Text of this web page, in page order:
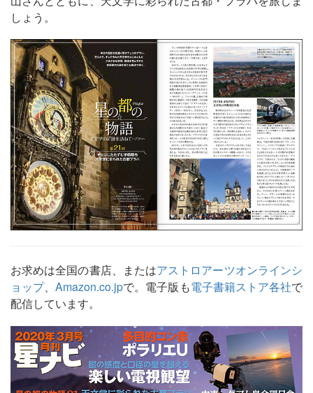
しょう。
お求めは全国の書店、またはアストロアーツオンラインシ
ョップ、Amazon.co.jpで。電子版も電子書籍ストア各社で
配信しています。